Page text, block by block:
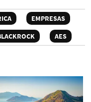
EMPRESAS
AES